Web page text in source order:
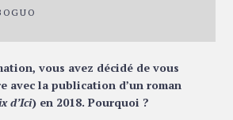
vous avez décidé de vous
avec la publication d’un roman
d’Ici) en 2018. Pourquoi ?